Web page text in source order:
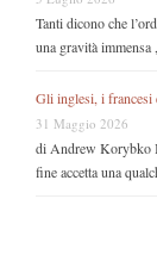
Tanti dicono che
una gravità
Gli inglesi, i francesi
31 Maggio 2026
di Andrew Korybko
fine accetta una